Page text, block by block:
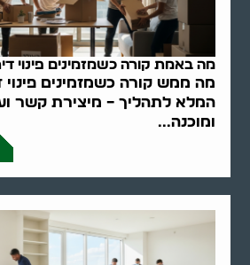
מה באמת קורה כשמזמינים פינוי
מה ממש קורה כשמזמינים
המלא לתהליך – מיצירת קשר
ומוכנה...